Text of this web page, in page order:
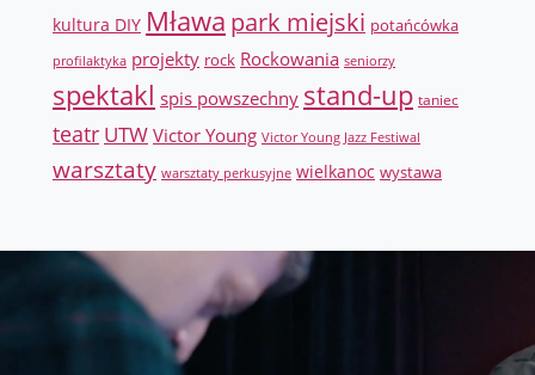
kultura DIY Mława park miejski potańcówka
profilaktyka projekty rock Rockowania seniorzy
spektakl spis powszechny stand-up taniec
teatr UTW Victor Young Victor Young Jazz Festiwal
warsztaty warsztaty perkusyjne wielkanoc wystawa